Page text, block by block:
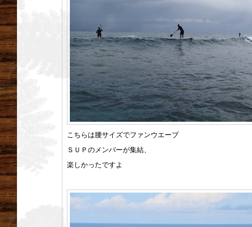
こちらは腰サイズでファンウエーブ
ＳＵＰのメンバーが集結、
楽しかったですよ